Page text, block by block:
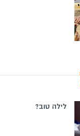
לילה טוב?